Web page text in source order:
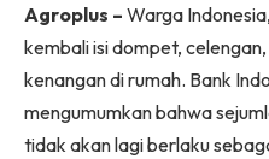
Agroplus – Warga
kembali isi dompet,
kenangan di rumah. Bank
mengumumkan bahwa
tidak akan lagi berlaku